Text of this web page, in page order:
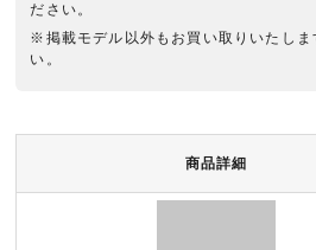
ださい。
※掲載モデル以外もお買い取りいたしま
い。
商品詳細